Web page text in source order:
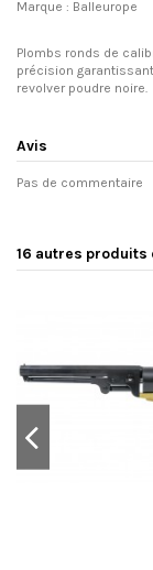
Marque : Balleurope
Plombs ronds de
précision
revolver poudre noire.
Avis
Pas de commentaire
16 autres produits